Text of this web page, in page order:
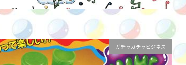
ガチャガチャビジネス